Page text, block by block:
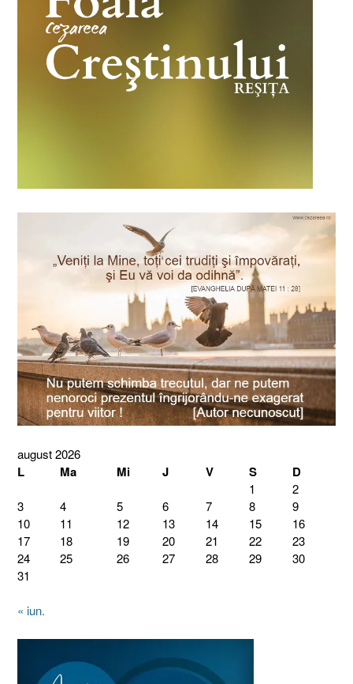
august 2026
L Ma Mi J V S D
1
2
3
4 5 6 7 8
9
10
11 12 13 14 15
16
17
18 19 20 21 22
23
24
25 26 27 28 29
30
31
« iun.